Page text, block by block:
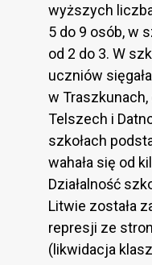
wyższych
5 do 9 osób, w
od 2 do 3. W
uczniów
w
Telszech i
szkołach
wahała się od
Działalność
Litwie została
represji ze
(likwidacja